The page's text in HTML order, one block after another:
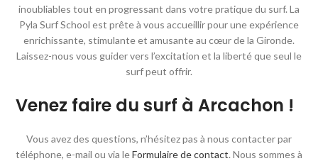
inoubliables tout en progressant dans votre pratique du surf. La
Pyla Surf School est prête à vous accueillir pour une expérience
enrichissante, stimulante et amusante au cœur de la Gironde.
Laissez-nous vous guider vers l’excitation et la liberté que seul le
surf peut offrir.
Venez faire du surf à Arcachon !
Vous avez des questions, n’hésitez pas à nous contacter par
téléphone, e-mail ou via leFormulaire de contact. Nous sommes à